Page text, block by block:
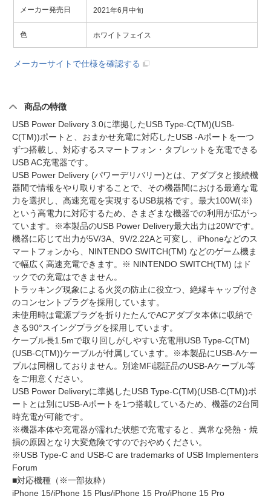
メーカー発売日 2021年6月中旬
色 ホワイトフェイス
メーカーサイトで仕様を確認する
商品の特徴
USB Power Delivery 3.0に準拠したUSB Type-C(TM)(USB-
C(TM))ポートと、おまかせ充電に対応したUSB -Aポートを一つ
ずつ搭載し、対応するスマートフォン・タブレットを充電できる
USB AC充電器です。
USB Power Delivery (パワーデリバリー)とは、アダプタと接続機
器間で情報をやり取りすることで、その機器間における最適な電
力を選択し、高速充電を実現するUSB規格です。最大100W(※)
という高電力に対応するため、さまざまな機器での利用が広がっ
ています。※本製品のUSB Power Delivery最大出力は20Wです。
機器に応じて出力が5V/3A、9V/2.22Aと可変し、iPhoneなどのス
マートフォンから、NINTENDO SWITCH(TM) などのゲーム機ま
で幅広く高速充電できます。※ NINTENDO SWITCH(TM) はド
ックでの充電はできません。
トラッキング現象による火災の防止に役立つ、絶縁キャップ付き
のコンセントプラグを採用しています。
未使用時は電源プラグを折りたたんでACアダプタ本体に収納で
きる90°スイングプラグを採用しています。
ケーブル長1.5mで取り回しがしやすい充電用USB Type-C(TM)
(USB-C(TM))ケーブルが付属しています。※本製品にUSB-Aケー
ブルは同梱しておりません。別途MFi認証品のUSB-Aケーブル等
をご用意ください。
USB Power Deliveryに準拠したUSB Type-C(TM)(USB-C(TM))ポ
ートとは別にUSB-Aポートを1つ搭載しているため、機器の2台同
時充電が可能です。
※機器本体や充電器が濡れた状態で充電すると、異常な発熱・焼
損の原因となり大変危険ですのでおやめください。
※USB Type-C and USB-C are trademarks of USB Implementers
Forum
■対応機種（※一部抜粋）
iPhone 15/iPhone 15 Plus/iPhone 15 Pro/iPhone 15 Pro